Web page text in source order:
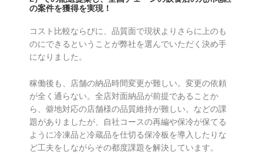
の案件を獲得を実現！
コスト比較ならびに、品質面で現状よりさらに上のも
のにできるということが弊社を選んでいただく決め手
になりました。
稼働後も、店舗の納品時間変更が難しい。変更の依頼
が全く通らない。全店対面納品が前提であることか
ら、僻地対応の店舗様の品質維持が難しい。などの課
題がありましたが、自社コースの再編や保冷が保てる
ように冷凍品と冷蔵品を仕切る保冷板を導入したりな
ど工夫をしながらその都度課題を解決しています。